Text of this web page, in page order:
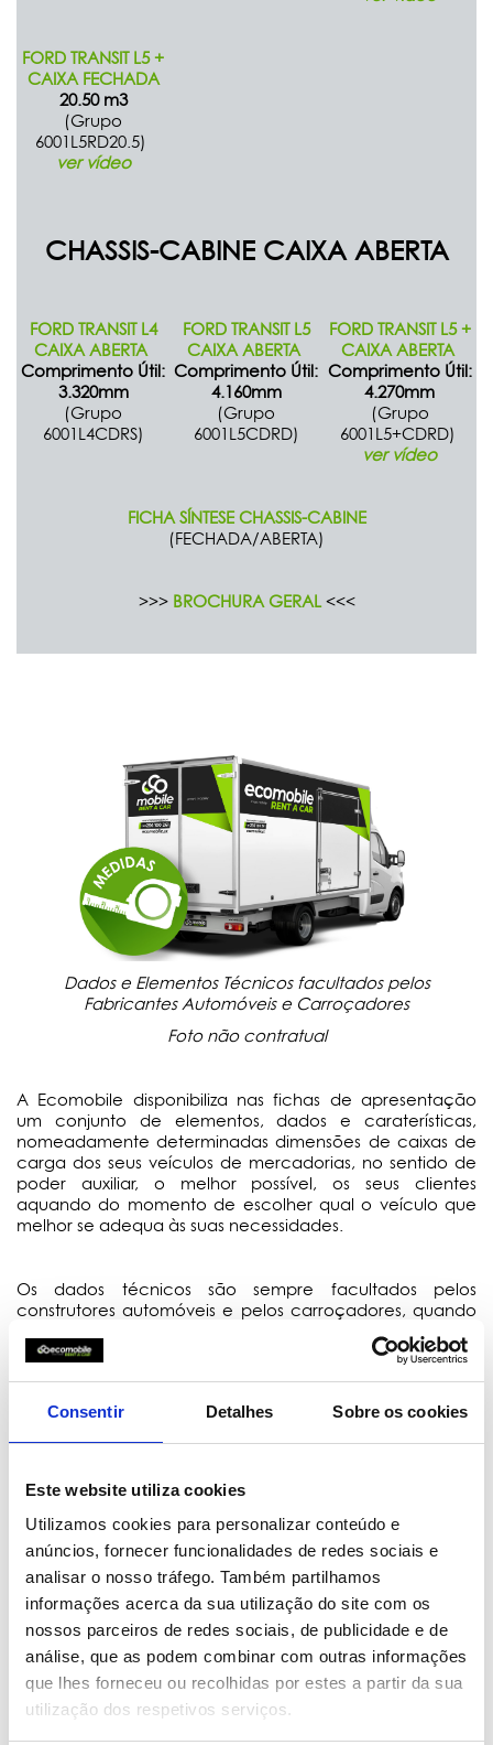
Consentir Detalhes Sobre os cookies
Este website utiliza cookies
Utilizamos cookies para personalizar conteúdo e
anúncios, fornecer funcionalidades de redes sociais e
analisar o nosso tráfego. Também partilhamos
informações acerca da sua utilização do site com os
nossos parceiros de redes sociais, de publicidade e de
análise, que as podem combinar com outras informações
que lhes forneceu ou recolhidas por estes a partir da sua
utilização dos respetivos serviços.
FORD TRANSIT L5 +
CAIXA FECHADA
20.50 m3
(Grupo
6001L5RD20.5)
ver vídeo
CHASSIS-CABINE CAIXA ABERTA
FORD TRANSIT L4
CAIXA ABERTA
Comprimento Útil:
3.320mm
(Grupo
6001L4CDRS)
FORD TRANSIT L5
CAIXA ABERTA
Comprimento Útil:
4.160mm
(Grupo
6001L5CDRD)
FORD TRANSIT L5 +
CAIXA ABERTA
Comprimento Útil:
4.270mm
(Grupo
6001L5+CDRD)
ver vídeo
FICHA SÍNTESE CHASSIS-CABINE
(FECHADA/ABERTA)
>>> BROCHURA GERAL<<<
Dados e Elementos Técnicos facultados pelos
Fabricantes Automóveis e Carroçadores
Foto não contratual
A Ecomobile disponibiliza nas fichas de apresentação
um conjunto de elementos, dados e caraterísticas,
nomeadamente determinadas dimensões de caixas de
carga dos seus veículos de mercadorias, no sentido de
poder auxiliar, o melhor possível, os seus clientes
aquando do momento de escolher qual o veículo que
melhor se adequa às suas necessidades.
Os dados técnicos são sempre facultados pelos
construtores automóveis e pelos carroçadores, quando
se trata de viaturas chassis-cabine, pelo meio de
consulta online ou em modo físico. Por conseguinte, a
responsável por averiguar e atestar ao vivo e in loco,
decisão de qual a viatura comercial ideal para
determinada tarefa.
Os dados, elementos e caraterísticas, nomeadamente
imagens, disponibilizados nas fichas técnicas não são
vinculativos nem contratuais. Devem ser sempre
observados e analisados numa ótica de meramente
indicativos e próximos da realidade. A Ecomobile
reserva-se no direito de declinar qualquer lapso ou erro,
nomeadamente nas medidas de caixas de carga ou